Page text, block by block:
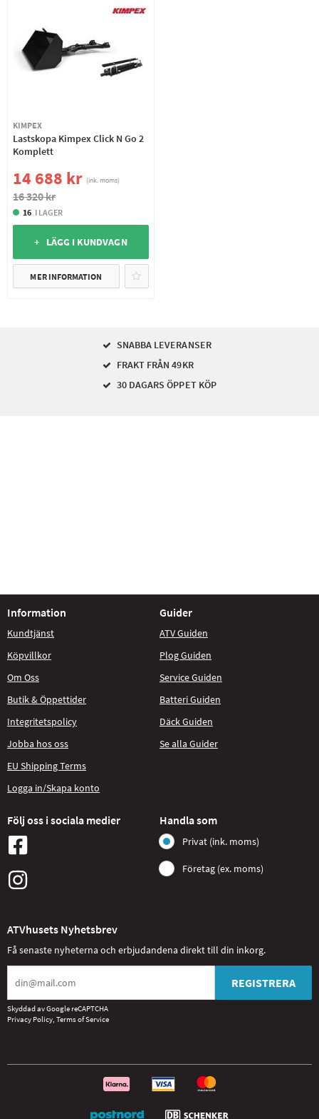
KIMPEX
Lastskopa Kimpex Click N Go 2
Komplett
14 688 kr (ink. moms)
16 320 kr
16 I LAGER
+ LÄGG I KUNDVAGN
MER INFORMATION
SNABBA LEVERANSER
FRAKT FRÅN 49KR
30 DAGARS ÖPPET KÖP
Information
Kundtjänst
Köpvillkor
Om Oss
Butik & Öppettider
Integritetspolicy
Jobba hos oss
EU Shipping Terms
Logga in/Skapa konto
Guider
ATV Guiden
Plog Guiden
Service Guiden
Batteri Guiden
Däck Guiden
Se alla Guider
Följ oss i sociala medier Handla som
Privat (ink. moms)
Företag (ex. moms)
ATVhusets Nyhetsbrev
Få senaste nyheterna och erbjudandena direkt till din inkorg.
REGISTRERA
Skyddad av Google reCAPTCHA
Privacy Policy, Terms of Service